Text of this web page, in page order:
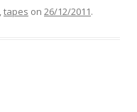
tapes on 26/12/2011.